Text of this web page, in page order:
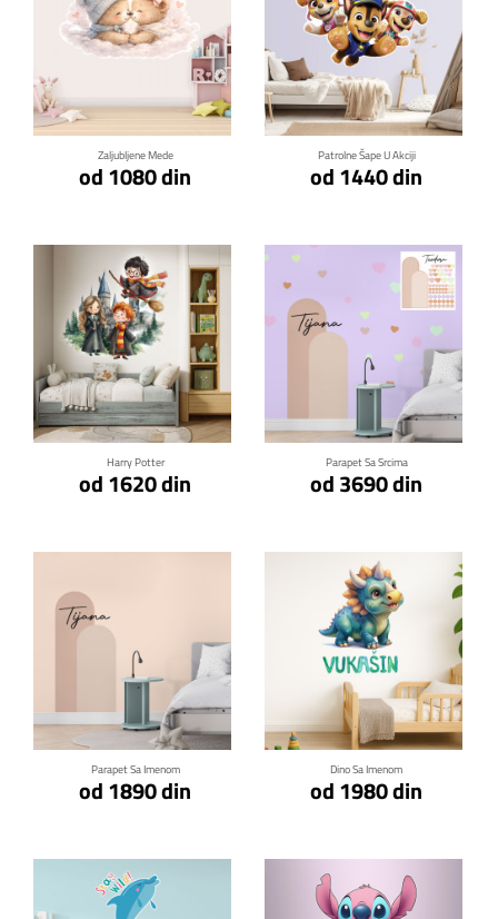
Zaljubljene Mede
od 1080 din
Patrolne Šape U Akciji
od 1440 din
Klikni za detalje
Harry Potter
od 1620 din
Klikni za detalje
Parapet Sa Srcima
od 3690 din
Klikni za detalje
Parapet Sa Imenom
od 1890 din
Klikni za detalje
Dino Sa Imenom
od 1980 din
Klikni za detalje